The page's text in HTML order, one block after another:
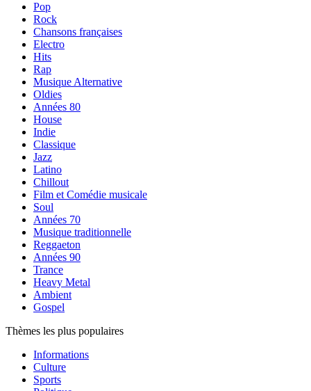
Pop
Rock
Chansons françaises
Electro
Hits
Rap
Musique Alternative
Oldies
Années 80
House
Indie
Classique
Jazz
Latino
Chillout
Film et Comédie musicale
Soul
Années 70
Musique traditionnelle
Reggaeton
Années 90
Trance
Heavy Metal
Ambient
Gospel
Thèmes les plus populaires
Informations
Culture
Sports